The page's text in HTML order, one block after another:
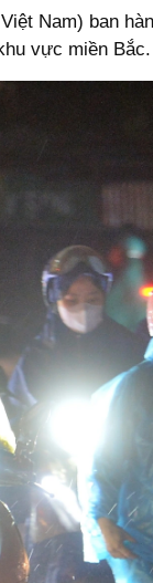
Nam) ban
vực miền Bắc.